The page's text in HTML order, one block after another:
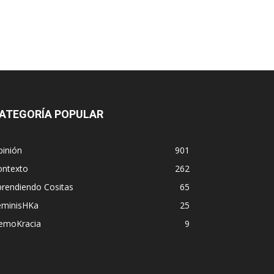
POPULAR
901
262
Cositas
65
25
9